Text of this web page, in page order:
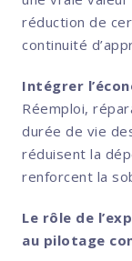
réduction de
continuité
Intégrer
Réemploi,
durée de vie
réduisent la
renforcent la
Le rôle de
au pilotage